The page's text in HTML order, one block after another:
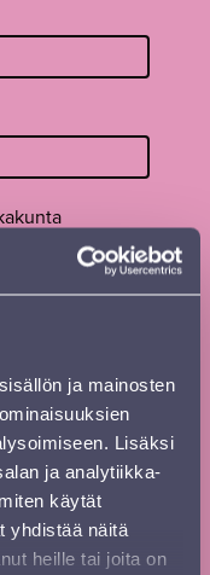
ja mainosten
Lisäksi
ja analytiikka-
käytät
yhdistää näitä
heille tai joita on
Painettu
esite